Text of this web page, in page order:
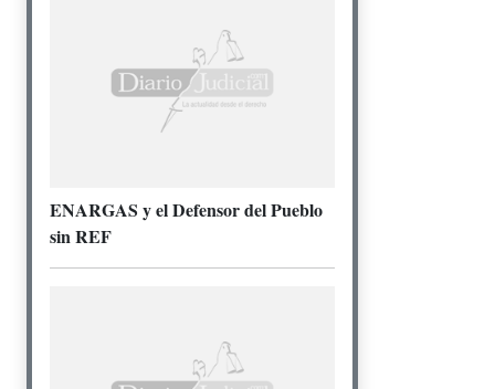
ENARGAS y el Defensor del Pueblo
sin REF